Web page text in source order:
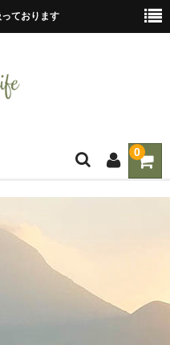
ております
0